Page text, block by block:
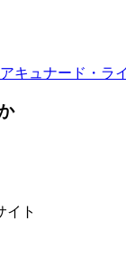
キュナード・ラ
イト